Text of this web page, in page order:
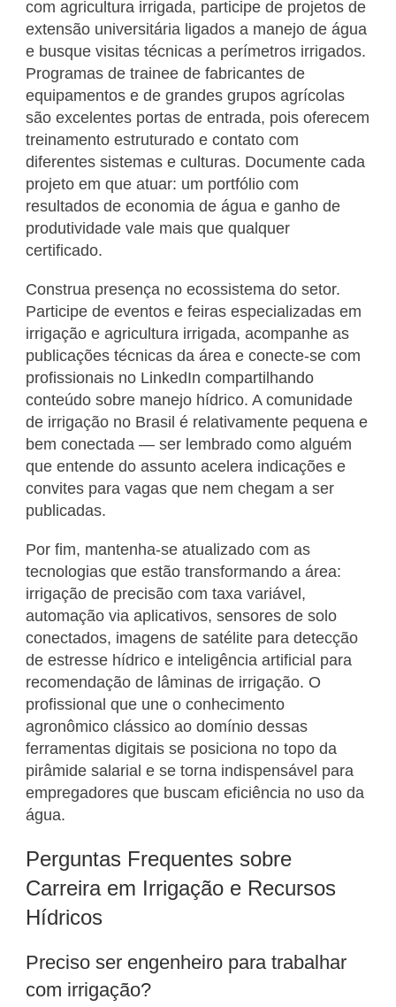
com agricultura irrigada, participe de projetos de
extensão universitária ligados a manejo de água
e busque visitas técnicas a perímetros irrigados.
Programas de trainee de fabricantes de
equipamentos e de grandes grupos agrícolas
são excelentes portas de entrada, pois oferecem
treinamento estruturado e contato com
diferentes sistemas e culturas. Documente cada
projeto em que atuar: um portfólio com
resultados de economia de água e ganho de
produtividade vale mais que qualquer
certificado.
Construa presença no ecossistema do setor.
Participe de eventos e feiras especializadas em
irrigação e agricultura irrigada, acompanhe as
publicações técnicas da área e conecte-se com
profissionais no LinkedIn compartilhando
conteúdo sobre manejo hídrico. A comunidade
de irrigação no Brasil é relativamente pequena e
bem conectada — ser lembrado como alguém
que entende do assunto acelera indicações e
convites para vagas que nem chegam a ser
publicadas.
Por fim, mantenha-se atualizado com as
tecnologias que estão transformando a área:
irrigação de precisão com taxa variável,
automação via aplicativos, sensores de solo
conectados, imagens de satélite para detecção
de estresse hídrico e inteligência artificial para
recomendação de lâminas de irrigação. O
profissional que une o conhecimento
agronômico clássico ao domínio dessas
ferramentas digitais se posiciona no topo da
pirâmide salarial e se torna indispensável para
empregadores que buscam eficiência no uso da
água.
Perguntas Frequentes sobre
Carreira em Irrigação e Recursos
Hídricos
Preciso ser engenheiro para trabalhar
com irrigação?